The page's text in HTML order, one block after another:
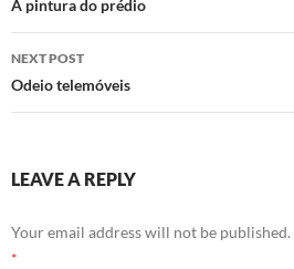
navigation
A pintura do prédio
NEXT POST
Odeio telemóveis
LEAVE A REPLY
Your email address will not be published.
*